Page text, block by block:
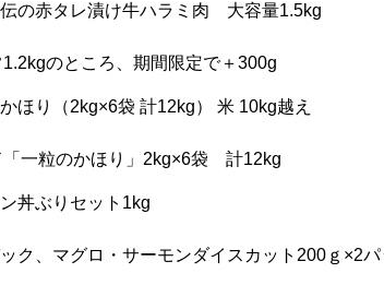
伝の赤タレ漬け牛ハラミ肉 大容量1.5kg
のところ、期間限定で＋300g
ほり（2kg×6袋 計12kg） 米 10kg越え
「一粒のかほり」2kg×6袋 計12kg
丼ぶりセット1kg
ク、マグロ・サーモンダイスカット200ｇ×2パ